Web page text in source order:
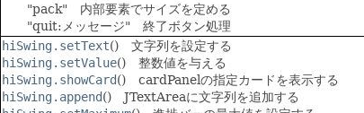
"pack" 内部要素でサイズを定める
"quit:メッセージ" 終了ボタン処理
hiSwing.setText() 文字列を設定する
hiSwing.setValue() 整数値を与える
hiSwing.showCard() cardPanelの指定カードを表示する
hiSwing.append() JTextAreaに文字列を追加する